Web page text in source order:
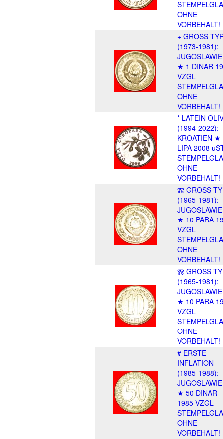
OHNE
VORBEHALT!
+ GROSS TYP
(1973-1981):
★ 1 DINAR
VZGL
OHNE
VORBEHALT!
* LATEIN
(1994-2022):
KROATIEN ★
LIPA 2008
OHNE
VORBEHALT!
Ⰿ GROSS
(1965-1981):
★ 10 PARA
VZGL
OHNE
VORBEHALT!
Ⰿ GROSS
(1965-1981):
★ 10 PARA
VZGL
OHNE
VORBEHALT!
# ERSTE
INFLATION
(1985-1988):
★ 50 DINAR
1985 VZGL
OHNE
VORBEHALT!